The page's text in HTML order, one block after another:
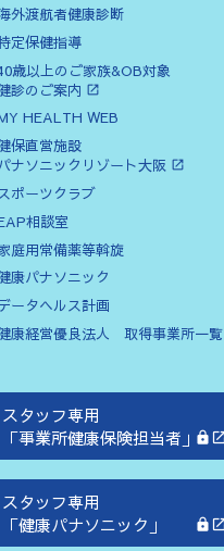
外渡航者健康診断
定保健指導
歳以上のご家族&OB対象
診のご案内
HEALTH WEB
保直営施設
ナソニックリゾート大阪
ポーツクラブ
相談室
庭用常備薬等斡旋
康パナソニック
ータヘルス計画
康経営優良法人 取得事業所一覧
スタッフ専用
「事業所健康保険担当者」
スタッフ専用
「健康パナソニック」